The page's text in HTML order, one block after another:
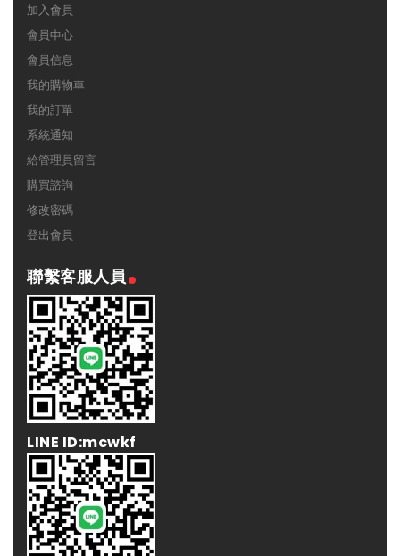
加入會員
會員中心
會員信息
我的購物車
我的訂單
系統通知
給管理員留言
購買諮詢
修改密碼
登出會員
聯繫客服人員
LINE ID:mcwkf